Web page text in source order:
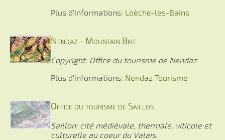
Plus d'informations: Loèche-les-Bains
Nendaz - Mountain Bike
Copyright: Office du tourisme de Nendaz
Plus d'informations: Nendaz Tourisme
Office du tourisme de Saillon
Saillon: cité médiévale, thermale, viticole et
culturelle au coeur du Valais.